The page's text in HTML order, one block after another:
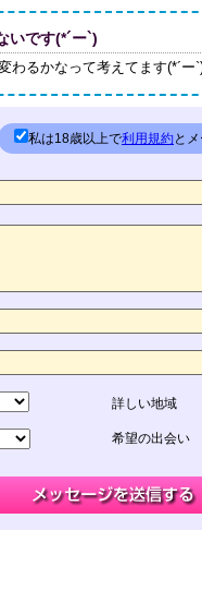
いです(*´ー`)
わるかなって考えてます(*´ー
私は18歳以上で利用規約と
詳しい地域
希望の出会い